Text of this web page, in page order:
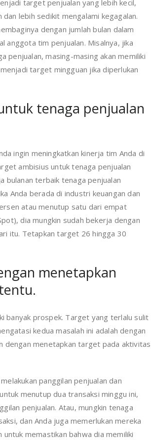
target penjualan yang lebih kecil,
lebih sedikit mengalami kegagalan.
dengan jumlah bulan dalam
anggota tim penjualan. Misalnya, jika
penjualan, masing-masing akan memiliki
target mingguan jika diperlukan
tenaga penjualan
ingin meningkatkan kinerja tim Anda di
ambisius untuk tenaga penjualan
bulanan terbaik tenaga penjualan
Anda berada di industri keuangan dan
atau menutup satu dari empat
dia mungkin sudah bekerja dengan
itu. Tetapkan target 26 hingga 30
menetapkan
banyak prospek. Target yang terlalu sulit
kedua masalah ini adalah dengan
dengan menetapkan target pada aktivitas
panggilan penjualan dan
menutup dua transaksi minggu ini,
penjualan. Atau, mungkin tenaga
dan Anda juga memerlukan mereka
memastikan bahwa dia memiliki